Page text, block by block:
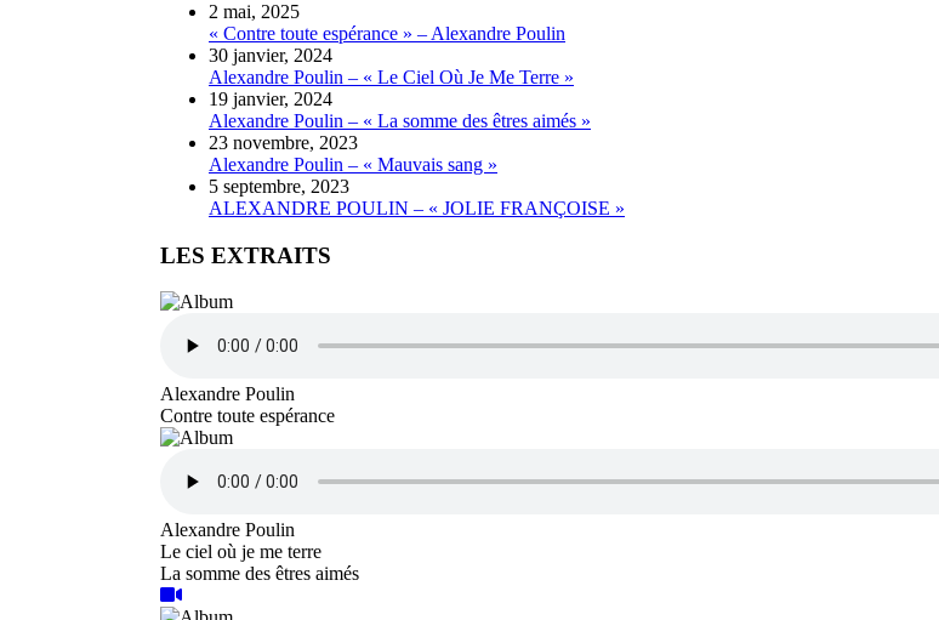
2 mai, 2025
« Contre toute espérance » – Alexandre Poulin
30 janvier, 2024
Alexandre Poulin – « Le Ciel Où Je Me Terre »
19 janvier, 2024
Alexandre Poulin – « La somme des êtres aimés »
23 novembre, 2023
Alexandre Poulin – « Mauvais sang »
5 septembre, 2023
ALEXANDRE POULIN – « JOLIE FRANÇOISE »
LES EXTRAITS
Alexandre Poulin
Contre toute espérance
Alexandre Poulin
Le ciel où je me terre
La somme des êtres aimés